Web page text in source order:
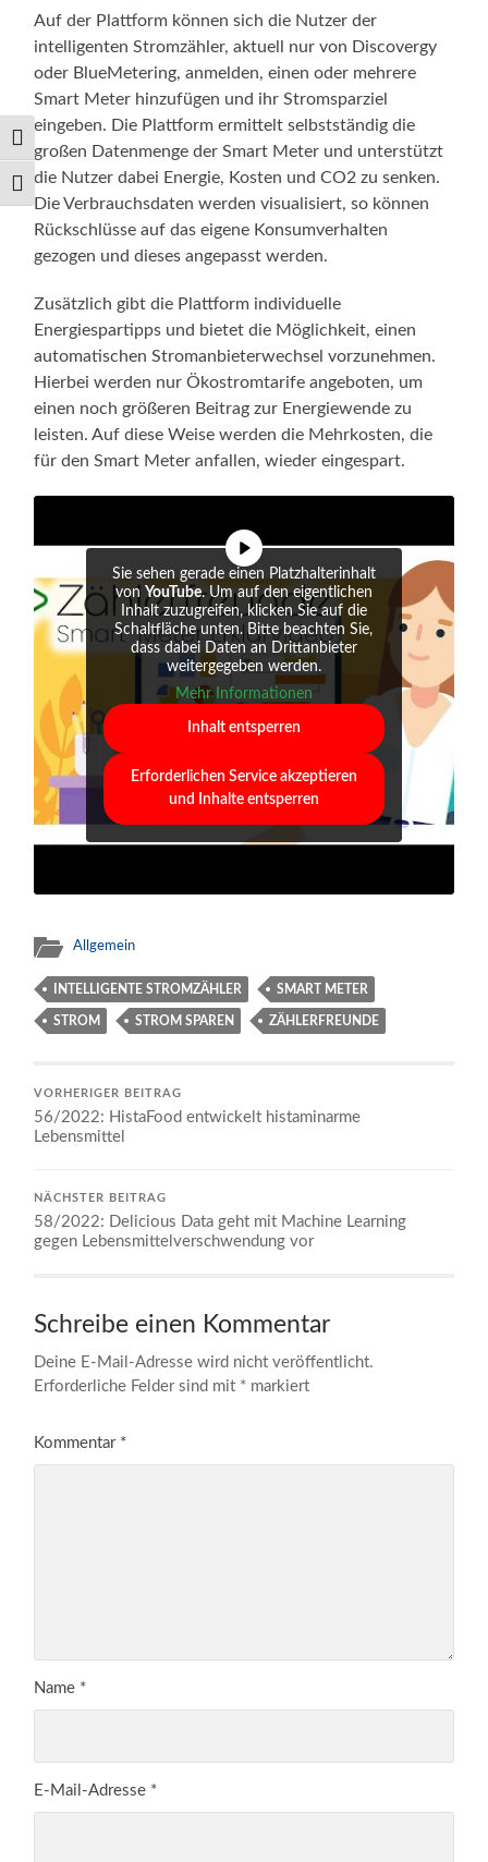
Umschalten auf hohe Kontraste
Schrift vergrößern
Auf der Plattform können sich die Nutzer der
intelligenten Stromzähler, aktuell nur von Discovergy
oder BlueMetering, anmelden, einen oder mehrere
Smart Meter hinzufügen und ihr Stromsparziel
eingeben. Die Plattform ermittelt selbstständig die
großen Datenmenge der Smart Meter und unterstützt
die Nutzer dabei Energie, Kosten und CO2 zu senken.
Die Verbrauchsdaten werden visualisiert, so können
Rückschlüsse auf das eigene Konsumverhalten
gezogen und dieses angepasst werden.
Zusätzlich gibt die Plattform individuelle
Energiespartipps und bietet die Möglichkeit, einen
automatischen Stromanbieterwechsel vorzunehmen.
Hierbei werden nur Ökostromtarife angeboten, um
einen noch größeren Beitrag zur Energiewende zu
leisten. Auf diese Weise werden die Mehrkosten, die
für den Smart Meter anfallen, wieder eingespart.
Sie sehen gerade einen Platzhalterinhalt
von YouTube. Um auf den eigentlichen
Inhalt zuzugreifen, klicken Sie auf die
Schaltfläche unten. Bitte beachten Sie,
dass dabei Daten an Drittanbieter
weitergegeben werden.
Mehr Informationen
Inhalt entsperren
Erforderlichen Service akzeptieren
und Inhalte entsperren
Allgemein
INTELLIGENTE STROMZÄHLER SMART METER
STROM STROM SPAREN ZÄHLERFREUNDE
VORHERIGER BEITRAG
56/2022: HistaFood entwickelt histaminarme
Lebensmittel
NÄCHSTER BEITRAG
58/2022: Delicious Data geht mit Machine Learning
gegen Lebensmittelverschwendung vor
Schreibe einen Kommentar
Deine E-Mail-Adresse wird nicht veröffentlicht.
Erforderliche Felder sind mit * markiert
Kommentar *
Name *
E-Mail-Adresse *